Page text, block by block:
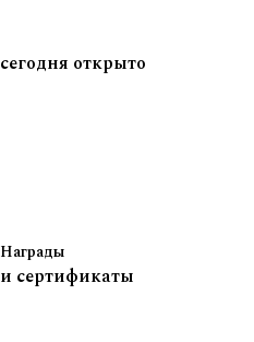
сегодня открыто
Награды
и сертификаты